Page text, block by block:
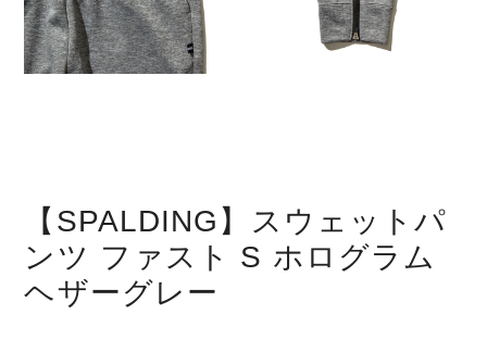
【SPALDING】スウェットパ
ンツ ファスト S ホログラム
ヘザーグレー